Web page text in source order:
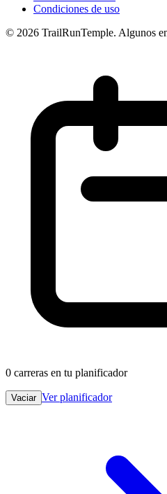
Condiciones de uso
© 2026 TrailRunTemple. Algunos
0 carreras en tu planificador
Vaciar Ver planificador